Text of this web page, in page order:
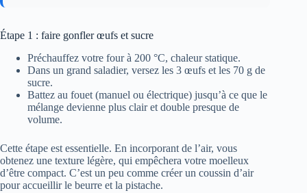
Étape 1 : faire gonfler œufs et sucre
Préchauffez votre four à 200 °C, chaleur statique.
Dans un grand saladier, versez les 3 œufs et les 70 g de
sucre.
Battez au fouet (manuel ou électrique) jusqu’à ce que le
mélange devienne plus clair et double presque de
volume.
Cette étape est essentielle. En incorporant de l’air, vous
obtenez une texture légère, qui empêchera votre moelleux
d’être compact. C’est un peu comme créer un coussin d’air
pour accueillir le beurre et la pistache.